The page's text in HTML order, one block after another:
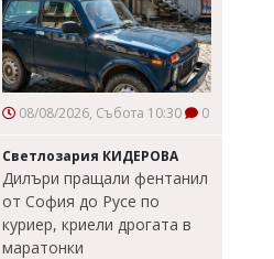
08/08/2026, Събота 10:30 0
Светлозария КИДЕРОВА
Дилъри пращали фентанил
от София до Русе по
куриер, криели дрогата в
маратонки